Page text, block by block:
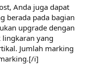
Anda juga dapat
berada pada bagian
upgrade dengan
yang
Jumlah marking
i]